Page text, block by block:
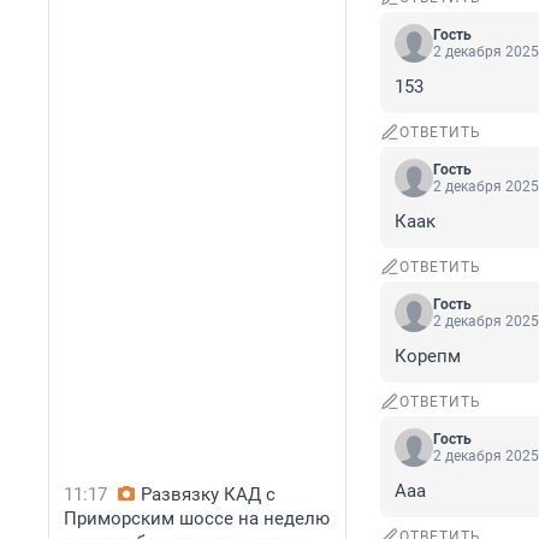
11:17
Развязку КАД с
Приморским шоссе на неделю
Гость
2 декабря
153
ОТВЕТИТЬ
Гость
2 декабря
Каак
ОТВЕТИТЬ
Гость
2 декабря
Корепм
ОТВЕТИТЬ
Гость
2 декабря
Ааа